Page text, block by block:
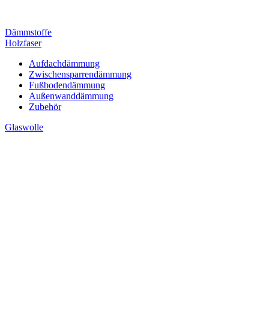
Dämmstoffe
Holzfaser
Aufdachdämmung
Zwischensparrendämmung
Fußbodendämmung
Außenwanddämmung
Zubehör
Glaswolle